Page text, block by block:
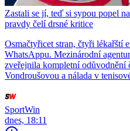
Zastali se jí, teď si sypou popel
pravdy čelí drsné kritice
Osmačtyřicet stran, čtyři lékařští
WhatsAppu. Mezinárodní
zveřejnila kompletní odůvodnění
Vondroušovou a nálada v
SportWin
dnes, 18:11